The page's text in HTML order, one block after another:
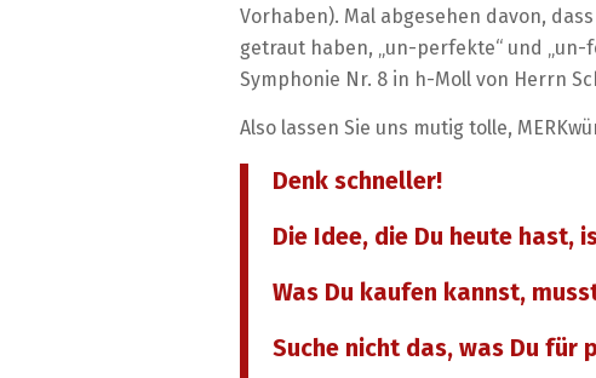
Vorhaben). Mal abgesehen davon,
getraut haben, „un-perfekte“ und
Symphonie Nr. 8 in h-Moll von Herrn
Also lassen Sie uns mutig tolle,
Denk schneller!
Die Idee, die Du heute hast,
Was Du kaufen kannst,
Suche nicht das, was Du für